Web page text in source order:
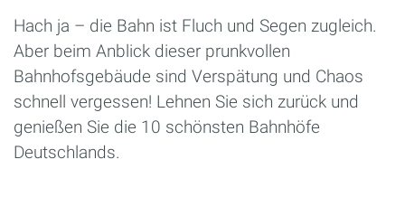
Hach ja – die Bahn ist Fluch und Segen zugleich.
Aber beim Anblick dieser prunkvollen
Bahnhofsgebäude sind Verspätung und Chaos
schnell vergessen! Lehnen Sie sich zurück und
genießen Sie die 10 schönsten Bahnhöfe
Deutschlands.